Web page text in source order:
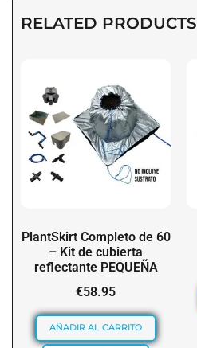
RELATED PRODUCTS
PlantSkirt Completo de 60
– Kit de cubierta
reflectante PEQUEÑA
€58.95
AÑADIR AL CARRITO